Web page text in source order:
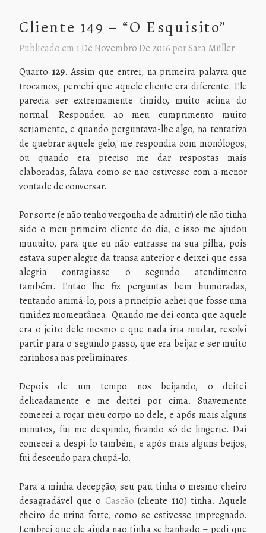
Cliente 149 – “O Esquisito”
Publicado em 1 De Novembro De 2016 porSara Müller
Quarto 129. Assim que entrei, na primeira palavra que
trocamos, percebi que aquele cliente era diferente. Ele
parecia ser extremamente tímido, muito acima do
normal. Respondeu ao meu cumprimento muito
seriamente, e quando perguntava-lhe algo, na tentativa
de quebrar aquele gelo, me respondia com monólogos,
ou quando era preciso me dar respostas mais
elaboradas, falava como se não estivesse com a menor
vontade de conversar.
Por sorte (e não tenho vergonha de admitir) ele não tinha
sido o meu primeiro cliente do dia, e isso me ajudou
muuuito, para que eu não entrasse na sua pilha, pois
estava super alegre da transa anterior e deixei que essa
alegria contagiasse o segundo atendimento
também. Então lhe fiz perguntas bem humoradas,
tentando animá-lo, pois a princípio achei que fosse uma
timidez momentânea. Quando me dei conta que aquele
era o jeito dele mesmo e que nada iria mudar, resolvi
partir para o segundo passo, que era beijar e ser muito
carinhosa nas preliminares.
Depois de um tempo nos beijando, o deitei
delicadamente e me deitei por cima. Suavemente
comecei a roçar meu corpo no dele, e após mais alguns
minutos, fui me despindo, ficando só de lingerie. Daí
comecei a despi-lo também, e após mais alguns beijos,
fui descendo para chupá-lo.
Para a minha decepção, seu pau tinha o mesmo cheiro
desagradável que o Cascão (cliente 110) tinha. Aquele
cheiro de urina forte, como se estivesse impregnado.
Lembrei que ele ainda não tinha se banhado – pedi que